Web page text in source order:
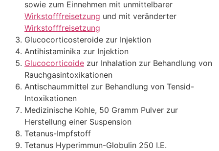
sowie zum Einnehmen mit unmittelbarer
Wirkstofffreisetzung und mit veränderter
Wirkstofffreisetzung
Glucocorticosteroide zur Injektion
Antihistaminika zur Injektion
Glucocorticoide zur Inhalation zur Behandlung von
Rauchgasintoxikationen
Antischaummittel zur Behandlung von Tensid-
Intoxikationen
Medizinische Kohle, 50 Gramm Pulver zur
Herstellung einer Suspension
Tetanus-Impfstoff
Tetanus Hyperimmun-Globulin 250 I.E.